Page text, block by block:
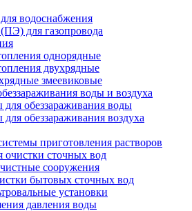
водоснабжения
для газопровода
однорядные
двухрядные
змеевиковые
воды и воздуха
обеззараживания воды
обеззараживания воздуха
приготовления растворов
очистки сточных вод
сооружения
бытовых сточных вод
установки
давления воды